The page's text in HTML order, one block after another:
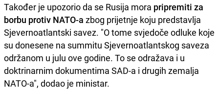
Također je upozorio da se Rusija mora pripremiti za
borbu protiv NATO-a zbog prijetnje koju predstavlja
Sjevernoatlantski savez. "O tome svjedoče odluke koje
su donesene na summitu Sjevernoatlantskog saveza
održanom u julu ove godine. To se odražava i u
doktrinarnim dokumentima SAD-a i drugih zemalja
NATO-a", dodao je ministar.